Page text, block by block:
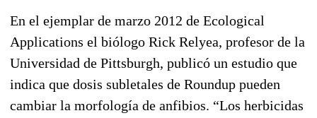
En el ejemplar de marzo 2012 de Ecological
Applications el biólogo Rick Relyea, profesor de la
Universidad de Pittsburgh, publicó un estudio que
indica que dosis subletales de Roundup pueden
cambiar la morfología de anfibios. “Los herbicidas